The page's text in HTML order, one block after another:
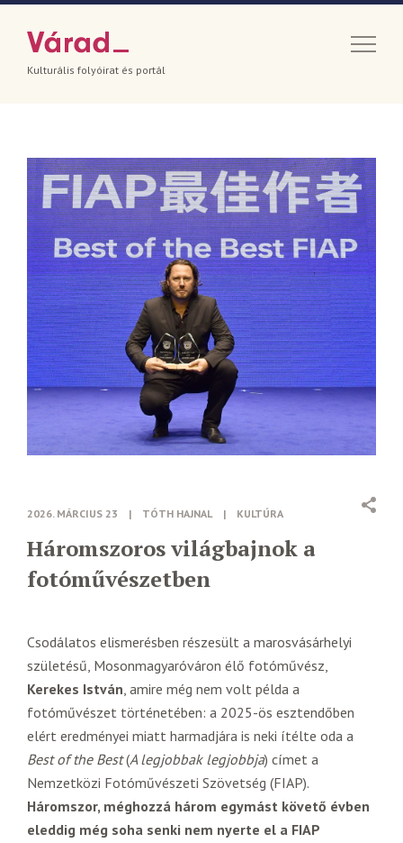
Kulturális folyóirat és portál
2026. MÁRCIUS 23 | TÓTH HAJNAL | KULTÚRA
Háromszoros világbajnok a
fotóművészetben
Csodálatos elismerésben részesült a marosvásárhelyi
születésű, Mosonmagyaróváron élő fotóművész,
Kerekes István, amire még nem volt példa a
fotóművészet történetében: a 2025-ös esztendőben
elért eredményei miatt harmadjára is neki ítélte oda a
Best of the Best(A legjobbak legjobbja) címet a
Nemzetközi Fotóművészeti Szövetség (FIAP).
Háromszor, méghozzá három egymást követő évben
eleddig még soha senki nem nyerte el a FIAP